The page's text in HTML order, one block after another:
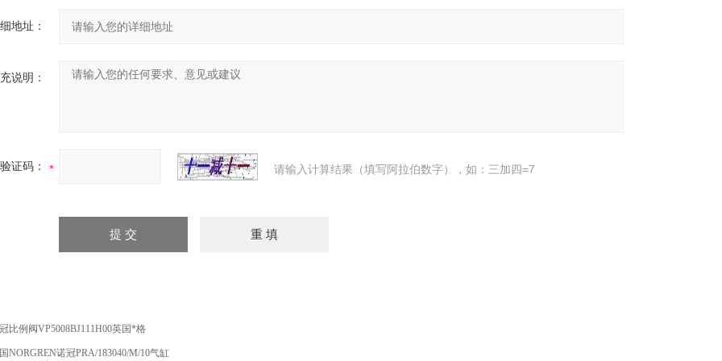
地址：
说明：
验证码： 请输入计算结果（填写阿拉伯数字），如：三加四=7
比例阀VP5008BJ111H00英国*格
NORGREN诺冠PRA/183040/M/10气缸